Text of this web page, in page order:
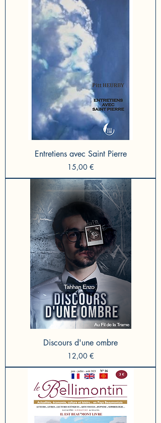
Entretiens avec Saint Pierre
Prix
15,00 €
Discours d'une ombre
Prix
12,00 €